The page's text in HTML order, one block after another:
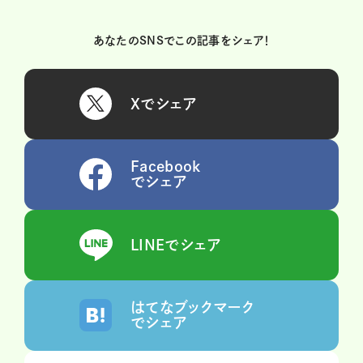
あなたのSNSでこの記事をシェア！
Xでシェア
Facebook
でシェア
LINEでシェア
はてなブックマーク
でシェア